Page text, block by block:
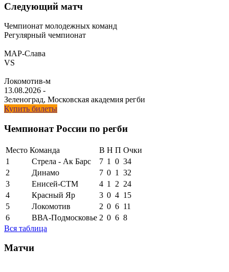
Следующий матч
Чемпионат молодежных команд
Регулярный чемпионат
МАР-Слава
VS
Локомотив-м
13.08.2026 -
Зеленоград, Московская академия регби
Купить билеты
Чемпионат России по регби
Место Команда В Н П Очки
1
Стрела - Ак Барс 7 1 0 34
2
Динамо 7 0 1
32
3
Енисей-СТМ 4 1 2 24
4
Красный Яр 3 0 4 15
5
Локомотив 2 0 6 11
6
ВВА-Подмосковье 2 0 6 8
Вся таблица
Матчи